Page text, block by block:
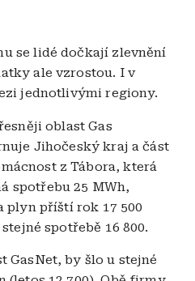
se lidé dočkají zlevnění
ale vzrostou. I v
jednotlivými regiony.
oblast Gas
Jihočeský kraj a část
z Tábora, která
spotřebu 25 MWh,
plyn příští rok 17 500
spotřebě 16 800.
GasNet, by šlo u stejné